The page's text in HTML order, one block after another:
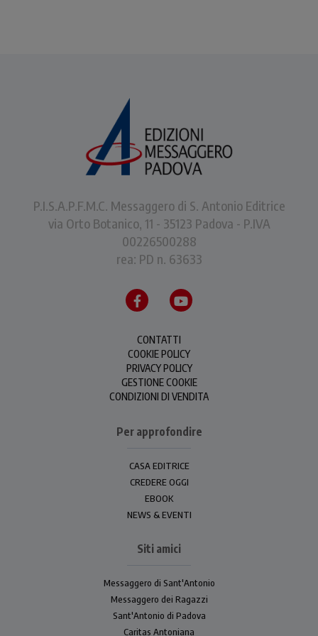
P.I.S.A.P.F.M.C. Messaggero di S. Antonio Editrice
via Orto Botanico, 11 - 35123 Padova - P.IVA
00226500288
rea: PD n. 63633
CONTATTI
COOKIE POLICY
PRIVACY POLICY
GESTIONE COOKIE
CONDIZIONI DI VENDITA
Per approfondire
CASA EDITRICE
CREDERE OGGI
EBOOK
NEWS & EVENTI
Siti amici
Messaggero di Sant'Antonio
Messaggero dei Ragazzi
Sant'Antonio di Padova
Caritas Antoniana